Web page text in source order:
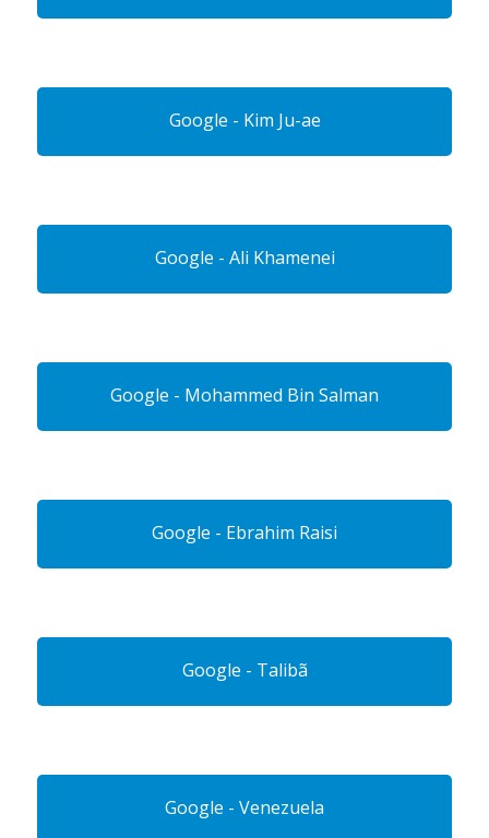
Google - Kim Ju-ae
Google - Ali Khamenei
Google - Mohammed Bin Salman
Google - Ebrahim Raisi
Google - Talibã
Google - Venezuela